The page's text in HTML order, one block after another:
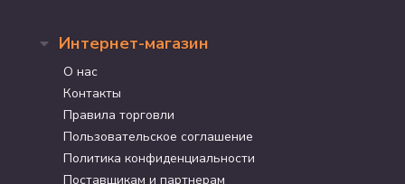
Интернет-магазин
О нас
Контакты
Правила торговли
Пользовательское соглашение
Политика конфиденциальности
Поставщикам и партнерам